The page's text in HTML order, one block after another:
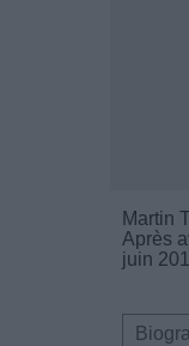
Martin
Après
juin